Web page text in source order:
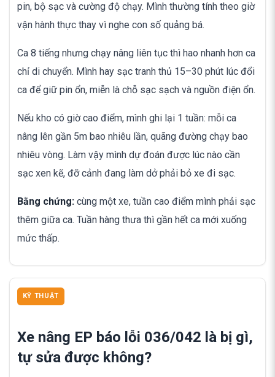
pin, bộ sạc và cường độ chạy. Mình thường tính theo giờ
vận hành thực thay vì nghe con số quảng bá.
Ca 8 tiếng nhưng chạy nâng liên tục thì hao nhanh hơn ca
chỉ di chuyển. Mình hay sạc tranh thủ 15–30 phút lúc đổi
ca để giữ pin ổn, miễn là chỗ sạc sạch và nguồn điện ổn.
Nếu kho có giờ cao điểm, mình ghi lại 1 tuần: mỗi ca
nâng lên gần 5m bao nhiêu lần, quãng đường chạy bao
nhiêu vòng. Làm vậy mình dự đoán được lúc nào cần
sạc xen kẽ, đỡ cảnh đang làm dở phải bỏ xe đi sạc.
Bằng chứng: cùng một xe, tuần cao điểm mình phải sạc
thêm giữa ca. Tuần hàng thưa thì gần hết ca mới xuống
mức thấp.
KỸ THUẬT
Xe nâng EP báo lỗi 036/042 là bị gì,
tự sửa được không?